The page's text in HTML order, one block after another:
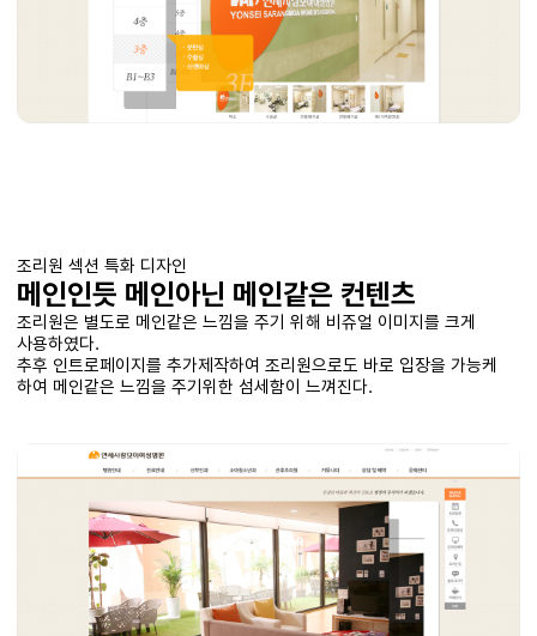
조리원 섹션 특화 디자인
메인인듯 메인아닌 메인같은 컨텐츠
조리원은 별도로 메인같은 느낌을 주기 위해 비쥬얼 이미지를 크게
사용하였다.
추후 인트로페이지를 추가제작하여 조리원으로도 바로 입장을 가능케
하여 메인같은 느낌을 주기위한 섬세함이 느껴진다.